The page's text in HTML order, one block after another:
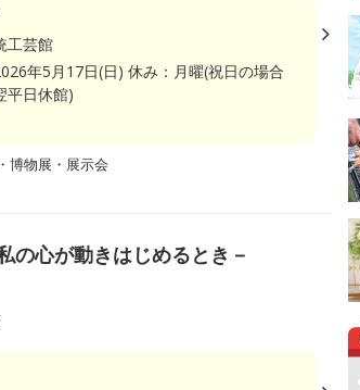
工芸館
年5月17日(日) 休み：月曜(祝日の場合
平日休館)
博物展・展示会
心が動きはじめるとき－